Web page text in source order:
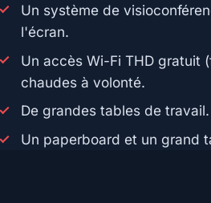
Un système de
l'écran.
Un accès Wi-Fi THD gratuit
chaudes à volonté.
De grandes tables de travail.
Un paperboard et un grand